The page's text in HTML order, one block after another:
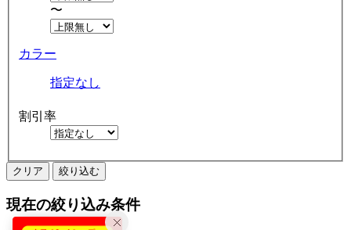
〜
カラー
指定なし
割引率
クリア 絞り込む
現在の絞り込み条件